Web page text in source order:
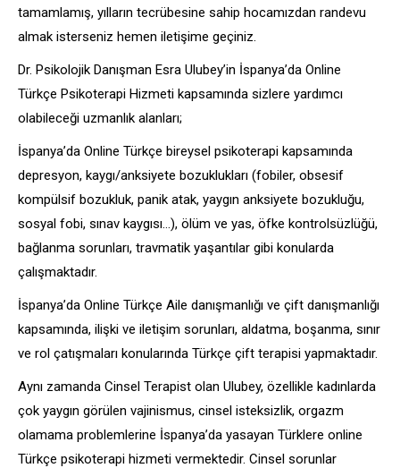
tamamlamış, yılların tecrübesine sahip hocamızdan randevu
almak isterseniz hemen iletişime geçiniz.
Dr. Psikolojik Danışman Esra Ulubey’in İspanya’da Online
Türkçe Psikoterapi Hizmeti kapsamında sizlere yardımcı
olabileceği uzmanlık alanları;
İspanya’da Online Türkçe bireysel psikoterapi kapsamında
depresyon, kaygı/anksiyete bozuklukları (fobiler, obsesif
kompülsif bozukluk, panik atak, yaygın anksiyete bozukluğu,
sosyal fobi, sınav kaygısı…), ölüm ve yas, öfke kontrolsüzlüğü,
bağlanma sorunları, travmatik yaşantılar gibi konularda
çalışmaktadır.
İspanya’da Online Türkçe Aile danışmanlığı ve çift danışmanlığı
kapsamında, ilişki ve iletişim sorunları, aldatma, boşanma, sınır
ve rol çatışmaları konularında Türkçe çift terapisi yapmaktadır.
Aynı zamanda Cinsel Terapist olan Ulubey, özellikle kadınlarda
çok yaygın görülen vajinismus, cinsel isteksizlik, orgazm
olamama problemlerine İspanya’da yasayan Türklere online
Türkçe psikoterapi hizmeti vermektedir. Cinsel sorunlar